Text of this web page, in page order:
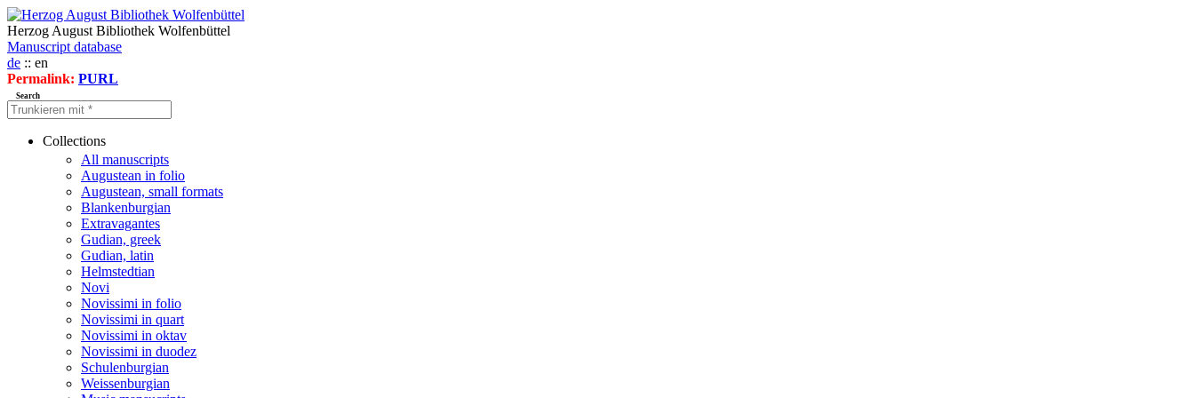
Herzog August Bibliothek Wolfenbüttel
Manuscript database
de :: en
Permalink: PURL
Search
Collections
All manuscripts
Augustean in folio
Augustean, small formats
Blankenburgian
Extravagantes
Gudian, greek
Gudian, latin
Helmstedtian
Novi
Novissimi in folio
Novissimi in quart
Novissimi in oktav
Novissimi in duodez
Schulenburgian
Weissenburgian